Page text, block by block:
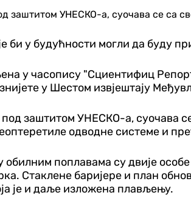
заштитом УНЕСКО-а, суочава се са
би у будућности могли да буду
у часопису "Сциентифиц
у Шестом извјештају
под заштитом УНЕСКО-а, суочава
одводне системе и
обилним поплавама су двије
Стаклене баријере и план
је и даље изложена плављењу.